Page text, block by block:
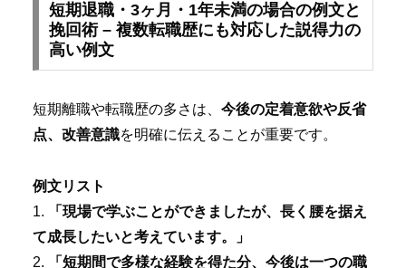
短期退職・3ヶ月・1年未満の場合の例文と
挽回術 – 複数転職歴にも対応した説得力の
高い例文
短期離職や転職歴の多さは、 今後の定着意欲や反省
点、改善意識を明確に伝えることが重要です。
例文リスト
1.
「現場で学ぶことができましたが、長く腰を据え
て成長したいと考えています。」
2.
「短期間で多様な経験を得た分、今後は一つの職